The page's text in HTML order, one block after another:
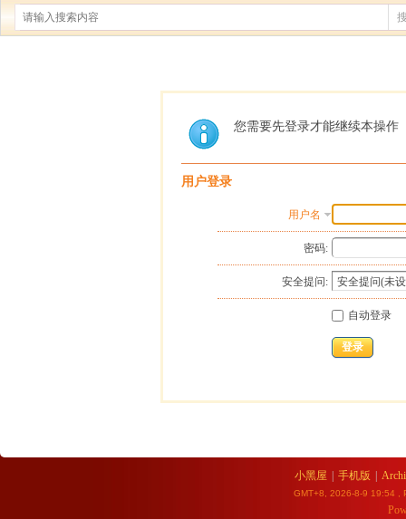
您需要先登录才能继续本操作
用户登录
用户名
密码:
安全提问:
自动登录
登录
小黑屋 手机版
GMT+8, 2026-8-9 19:54 ,